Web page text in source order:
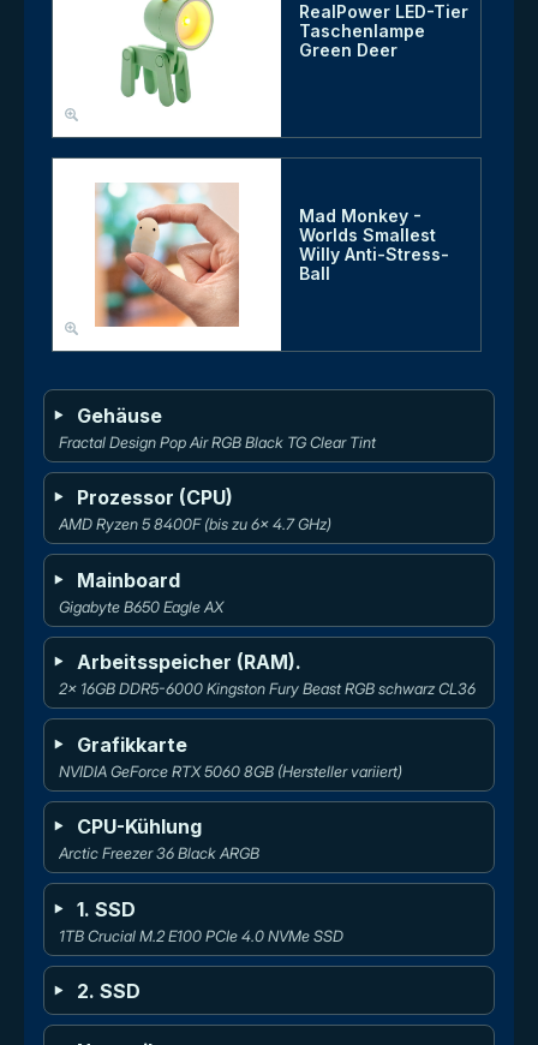
RealPower LED-Tier
Taschenlampe
Green Deer
Mad Monkey -
Worlds Smallest
Willy Anti-Stress-
Ball
Gehäuse
Fractal Design Pop Air RGB Black TG Clear Tint
Prozessor (CPU)
AMD Ryzen 5 8400F (bis zu 6x 4.7 GHz)
Mainboard
Gigabyte B650 Eagle AX
Arbeitsspeicher (RAM).
2x 16GB DDR5-6000 Kingston Fury Beast RGB schwarz CL36
Grafikkarte
NVIDIA GeForce RTX 5060 8GB (Hersteller variiert)
CPU-Kühlung
Arctic Freezer 36 Black ARGB
1. SSD
1TB Crucial M.2 E100 PCIe 4.0 NVMe SSD
2. SSD